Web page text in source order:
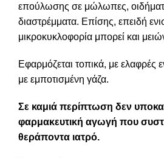
επούλωσης σε μώλωπες,
διαστρέμματα. Επίσης, επειδή
μικροκυκλοφορία μπορεί και
Εφαρμόζεται τοπικά, με ελαφρές
με εμποτισμένη γάζα.
Σε καμιά περίπτωση δεν
φαρμακευτική αγωγή που
θεράποντα ιατρό.